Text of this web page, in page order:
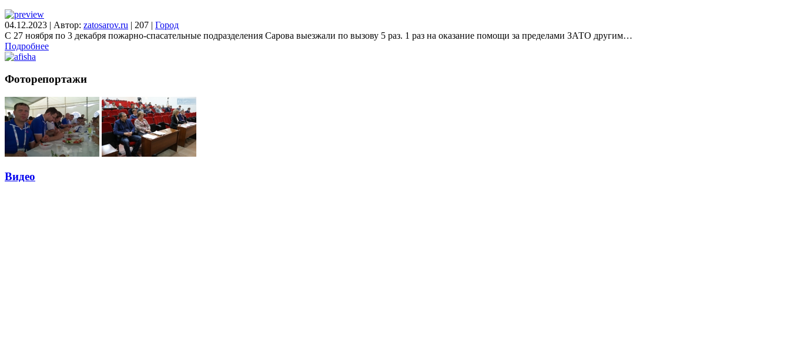
04.12.2023 | Автор: zatosarov.ru | 207 | Город
С 27 ноября по 3 декабря пожарно-спасательные подразделения Сарова выезжали по вызову 5 раз. 1 раз на оказание помощи за пределами ЗАТО другим…
Подробнее
Фоторепортажи
Видео